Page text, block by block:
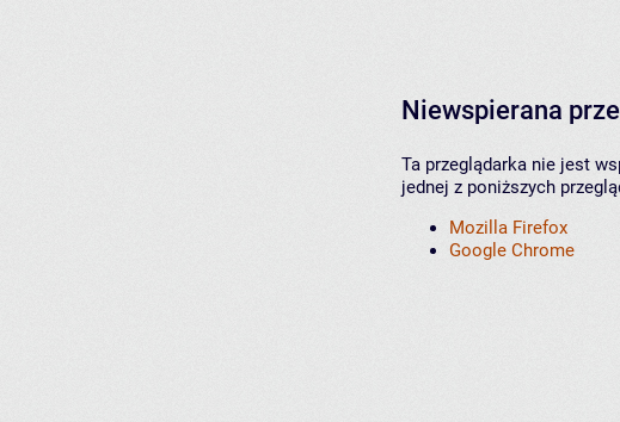
Niewspierana
Ta przeglądarka nie jest
jednej z poniższych
Mozilla Firefox
Google Chrome